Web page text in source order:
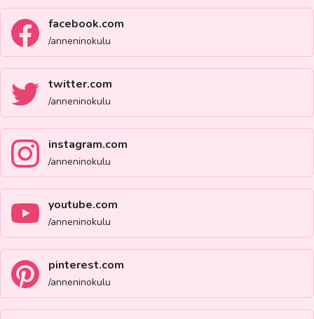
facebook.com
/anneninokulu
twitter.com
/anneninokulu
instagram.com
/anneninokulu
youtube.com
/anneninokulu
pinterest.com
/anneninokulu